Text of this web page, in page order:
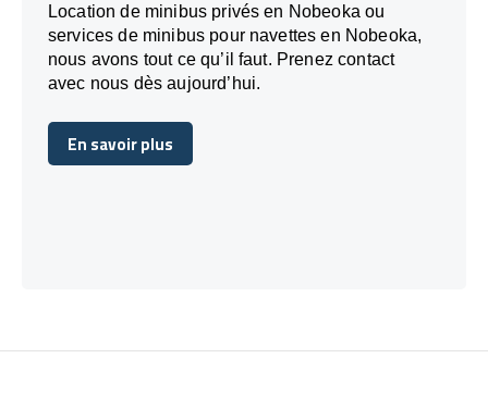
Location de minibus privés en Nobeoka ou
services de minibus pour navettes en Nobeoka,
nous avons tout ce qu’il faut. Prenez contact
avec nous dès aujourd’hui.
En savoir plus
En savoir plus